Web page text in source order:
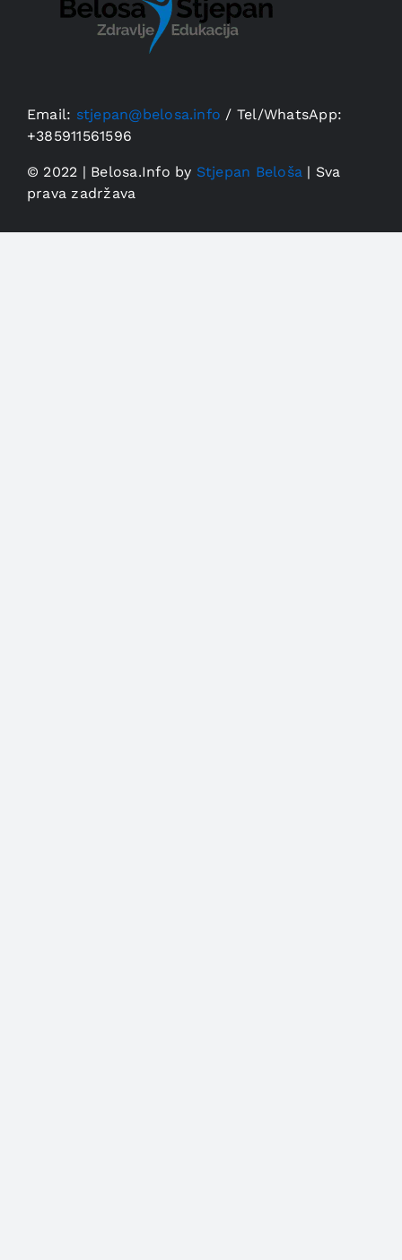
Email: stjepan@belosa.info / Tel/WhatsApp:
+385911561596
© 2022 | Belosa.Info by Stjepan Beloša | Sva
prava zadržava